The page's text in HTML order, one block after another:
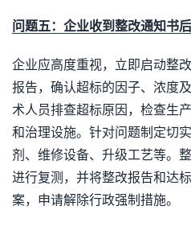
问题五：企业收到整改通知书
企业应高度重视，立即启动整
报告，确认超标的因子、浓度
术人员排查超标原因，检查生
和治理设施。针对问题制定切
剂、维修设备、升级工艺等。
进行复测，并将整改报告和达
案，申请解除行政强制措施。